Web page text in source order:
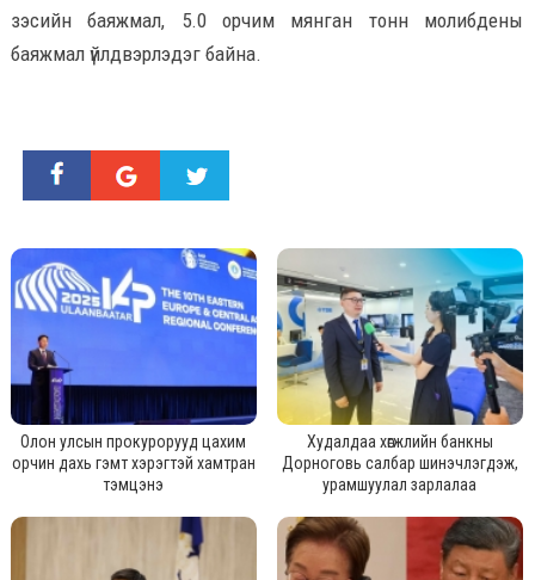
зэсийн баяжмал, 5.0 орчим мянган тонн молибдены
баяжмал үйлдвэрлэдэг байна.
Олон улсын прокурорууд цахим
орчин дахь гэмт хэрэгтэй хамтран
тэмцэнэ
Худалдаа хөгжлийн банкны
Дорноговь салбар шинэчлэгдэж,
урамшуулал зарлалаа